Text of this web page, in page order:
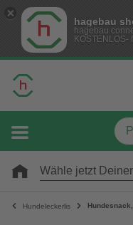
hagebau
hagebau
KOSTENLOS-
Wähle jetzt
Hundeleckerlis